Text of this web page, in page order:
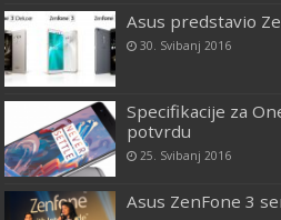
Asus predstavio
30. Svibanj 2016
Specifikacije za
potvrdu
25. Svibanj 2016
Asus ZenFone 3